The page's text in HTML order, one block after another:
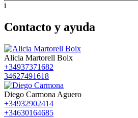
i
Contacto y ayuda
Alicia Martorell Boix
+34937371682
34627491618
Diego Carmona Aguero
+34932902414
+34630164685